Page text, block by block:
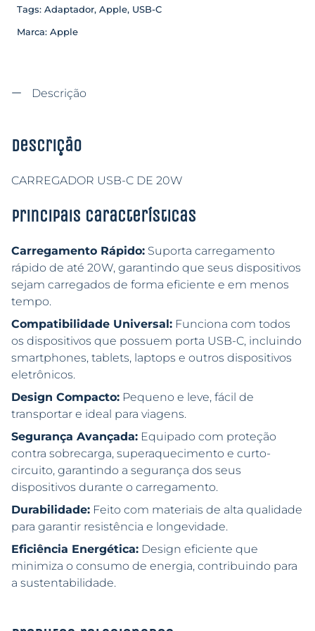
Tags: Adaptador, Apple, USB-C
Marca: Apple
Descrição
Descrição
CARREGADOR USB-C DE 20W
Principais características
Carregamento Rápido: Suporta carregamento
rápido de até 20W, garantindo que seus dispositivos
sejam carregados de forma eficiente e em menos
tempo.
Compatibilidade Universal: Funciona com todos
os dispositivos que possuem porta USB-C, incluindo
smartphones, tablets, laptops e outros dispositivos
eletrônicos.
Design Compacto: Pequeno e leve, fácil de
transportar e ideal para viagens.
Segurança Avançada: Equipado com proteção
contra sobrecarga, superaquecimento e curto-
circuito, garantindo a segurança dos seus
dispositivos durante o carregamento.
Durabilidade: Feito com materiais de alta qualidade
para garantir resistência e longevidade.
Eficiência Energética: Design eficiente que
minimiza o consumo de energia, contribuindo para
a sustentabilidade.